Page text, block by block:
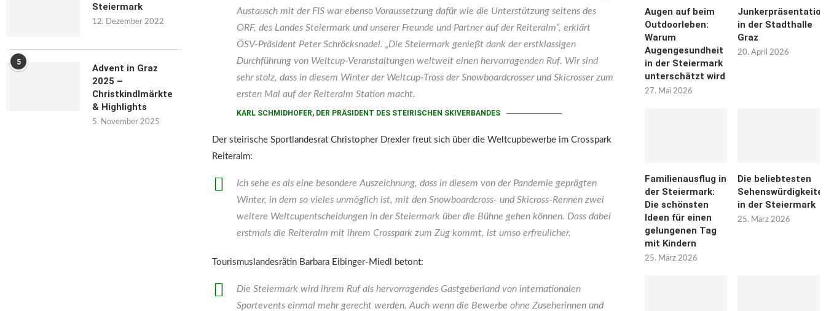
Austausch mit der FIS war ebenso Voraussetzung dafür wie die Unterstützung seitens des
ORF, des Landes Steiermark und unserer Freunde und Partner auf der Reiteralm“, erklärt
ÖSV-Präsident Peter Schröcksnadel. „Die Steiermark genießt dank der erstklassigen
Durchführung von Weltcup-Veranstaltungen weltweit einen hervorragenden Ruf. Wir sind
sehr stolz, dass in diesem Winter der Weltcup-Tross der Snowboardcrosser und Skicrosser zum
ersten Mal auf der Reiteralm Station macht.
KARL SCHMIDHOFER, DER PRÄSIDENT DES STEIRISCHEN SKIVERBANDES
Der steirische Sportlandesrat Christopher Drexler freut sich über die Weltcupbewerbe im Crosspark
Reiteralm:
Ich sehe es als eine besondere Auszeichnung, dass in diesem von der Pandemie geprägten
Winter, in dem so vieles unmöglich ist, mit den Snowboardcross- und Skicross-Rennen zwei
weitere Weltcupentscheidungen in der Steiermark über die Bühne gehen können. Dass dabei
erstmals die Reiteralm mit ihrem Crosspark zum Zug kommt, ist umso erfreulicher.
Tourismuslandesrätin Barbara Eibinger-Miedl betont:
Die Steiermark wird ihrem Ruf als hervorragendes Gastgeberland von internationalen
Sportevents einmal mehr gerecht werden. Auch wenn die Bewerbe ohne Zuseherinnen und
Augen auf beim
Outdoorleben:
Warum
Augengesundheit
in der Steiermark
unterschätzt wird
27. Mai 2026
in der Stadthalle
Graz
20. April 2026
Familienausflug in
der Steiermark:
Die schönsten
Ideen für einen
gelungenen Tag
mit Kindern
25. März 2026
Die beliebtesten
in der Steiermark
25. März 2026
Steiermark
12. Dezember 2022
5
Advent in Graz
2025 –
Christkindlmärkte
& Highlights
5. November 2025